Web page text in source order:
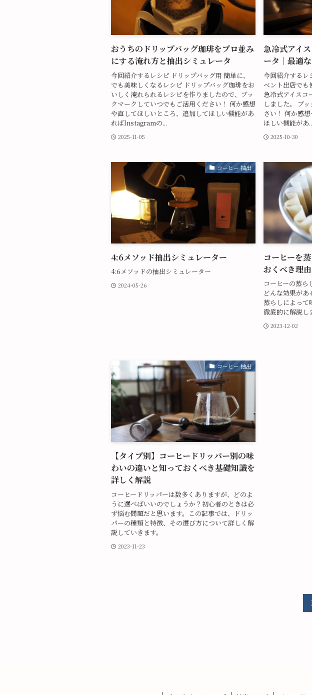
おうちのドリップバッグ珈琲をプロ並み
にする淹れ方と抽出シミュレータ
今回紹介するレシピ ドリップバッグ用 簡単に、
でも美味しくなるレシピ ドリップバッグ珈琲をお
いしく淹れられるレシピを作りましたので、ブッ
クマークしていつでもご活用ください！ 何か感想
や直してほしいところ、追加してほしい機能があ
ればInstagramの...
2025-11-05
急冷式アイ
ータ｜最適
今回紹介するレ
ベント出店でも
急冷式アイスコ
しました。 ブ
さい！ 何か感
ほしい機能があ
2025-10-30
コーヒー 抽出
4:6メソッド抽出シミュレーター
4:6メソッドの抽出シミュレーター
2024-05-26
コーヒーを
おくべき理
コーヒーの蒸ら
どんな効果があ
蒸らしによって
徹底的に解説し
2023-12-02
コーヒー 抽出
【タイプ別】コーヒードリッパー別の味
わいの違いと知っておくべき基礎知識を
詳しく解説
コーヒードリッパーは数多くありますが、どのよ
うに選べばいいのでしょうか？初心者のときは必
ず悩む問題だと思います。この記事では、ドリッ
パーの種類と特徴、その選び方について詳しく解
説していきます。
2023-11-23
1